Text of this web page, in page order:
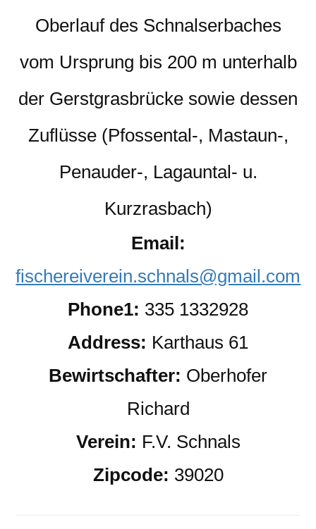
Oberlauf des Schnalserbaches
vom Ursprung bis 200 m unterhalb
der Gerstgrasbrücke sowie dessen
Zuflüsse (Pfossental-, Mastaun-,
Penauder-, Lagauntal- u.
Kurzrasbach)
Email:
fischereiverein.schnals@gmail.com
Phone1: 335 1332928
Address: Karthaus 61
Bewirtschafter: Oberhofer
Richard
Verein: F.V. Schnals
Zipcode: 39020